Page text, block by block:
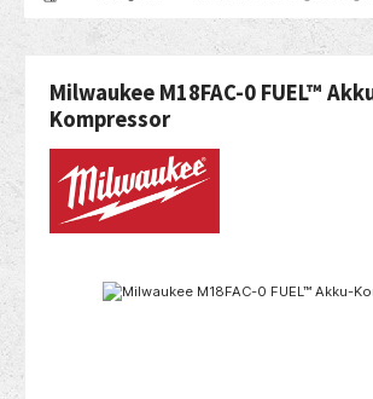
Milwaukee M18FAC-0 FUEL™
Kompressor
Bildergalerie überspringen